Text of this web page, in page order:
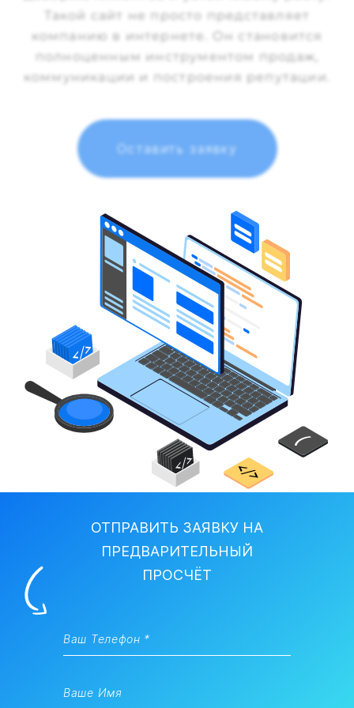
Такой сайт не просто представляет
компанию в интернете. Он становится
полноценным инструментом продаж,
коммуникации и построения репутации.
Оставить заявку
ОТПРАВИТЬ ЗАЯВКУ НА
ПРЕДВАРИТЕЛЬНЫЙ
ПРОСЧЁТ